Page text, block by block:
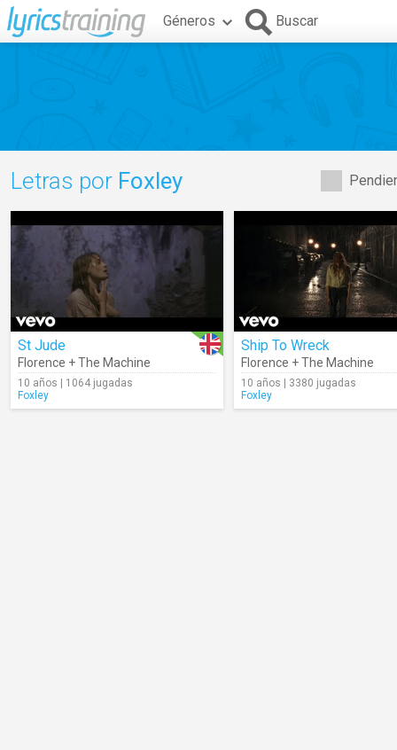
Géneros Buscar
Letras por Foxley
St Jude
Florence + The Machine
10 años | 1064 jugadas
Foxley
Ship To Wreck
Florence + The Machine
10 años | 3380 jugadas
Foxley